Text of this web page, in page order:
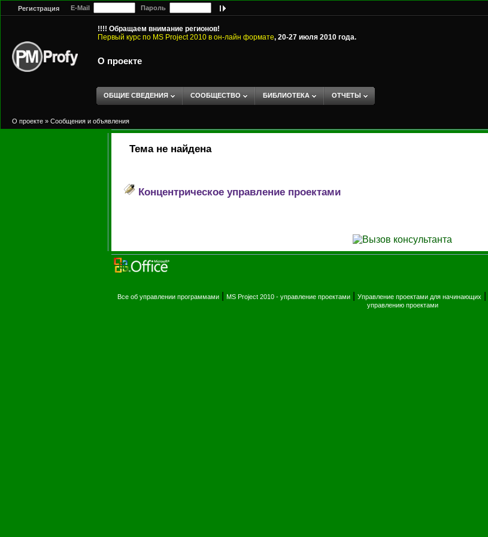
Регистрация E-Mail Пароль
!!!! Обращаем внимание регионов!
Первый курс по MS Project 2010 в он-лайн формате, 20-27 июля 2010 года.
О проекте
ОБЩИЕ СВЕДЕНИЯ СООБЩЕСТВО БИБЛИОТЕКА ОТЧЕТЫ
О проекте » Сообщения и объявления
Тема не найдена
Концентрическое управление проектами
Все об управлении программами MS Project 2010 - управление проектами Управление проектами для начинающих
управлению проектами